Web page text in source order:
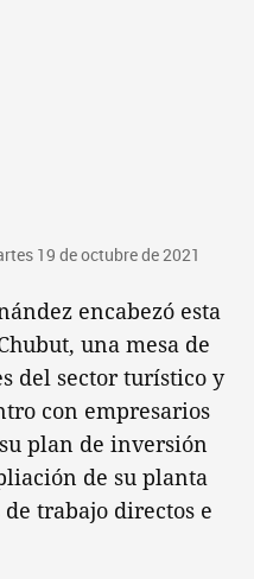
19 de octubre de 2021
encabezó esta
una mesa de
del sector turístico y
con empresarios
plan de inversión
de su planta
trabajo directos e